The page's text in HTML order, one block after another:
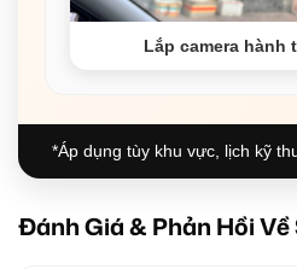
Lắp camera hành
*Áp dụng tùy khu vực, lịch kỹ
Đánh Giá & Phản Hồi Về